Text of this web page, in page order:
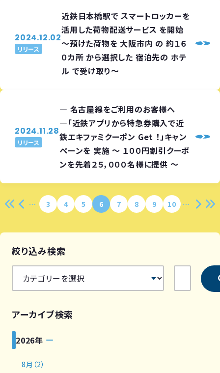
2024.12.02
リリース
近鉄日本橋駅で スマートロッカーを
活用した荷物配送サービス を開始
～預けた荷物を 大阪市内 の 約１６
０カ所 から選択した 宿泊先の ホテ
ル で受け取り～
2024.11.28
リリース
― 名古屋線をご利用のお客様へ
―「近鉄アプリから特急券購入で近
鉄エキファミクーポン Get ！」キャン
ペーンを 実施 ～ １００円割引クーポ
ンを先着２５，０００名様に提供 ～
3 4 5 6 7 8 9 10
絞り込み検索
アーカイブ検索
2026年
8月（2）